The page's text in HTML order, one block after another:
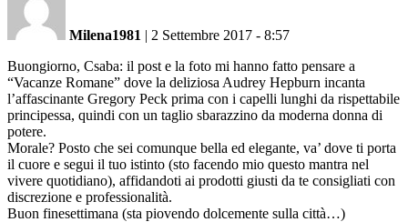
Milena1981 | 2 Settembre 2017 - 8:57
Buongiorno, Csaba: il post e la foto mi hanno fatto pensare a
“Vacanze Romane” dove la deliziosa Audrey Hepburn incanta
l’affascinante Gregory Peck prima con i capelli lunghi da rispettabile
principessa, quindi con un taglio sbarazzino da moderna donna di
potere.
Morale? Posto che sei comunque bella ed elegante, va’ dove ti porta
il cuore e segui il tuo istinto (sto facendo mio questo mantra nel
vivere quotidiano), affidandoti ai prodotti giusti da te consigliati con
discrezione e professionalità.
Buon finesettimana (sta piovendo dolcemente sulla città…)